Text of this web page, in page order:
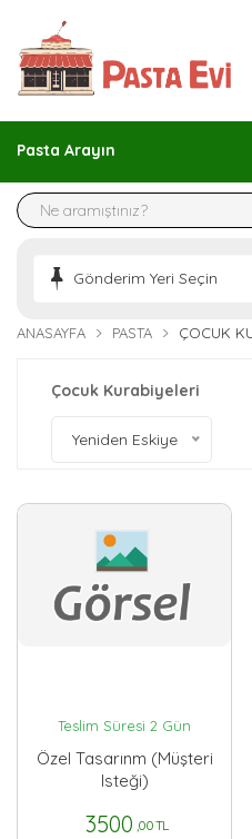
Pasta Arayın
Gönderim Yeri Seçin
ANASAYFA PASTA ÇOCUK
Çocuk Kurabiyeleri
Yeniden Eskiye
Teslim Süresi 2 Gün
Özel Tasarınm (müşteri
Isteği)
3500 ,00 TL